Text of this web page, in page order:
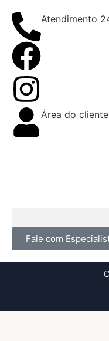
Atendimento
Área do cliente
Fale com